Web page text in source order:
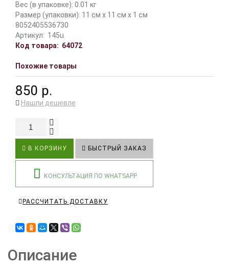
Вес (в упаковке): 0.01 кг
Размер (упаковки): 11 см x 11 см x 1 см
8052405536730
Артикул: 145u
Код товара: 64072
Похожие товары
850 р.
Нашли дешевле
В КОРЗИНУ БЫСТРЫЙ ЗАКАЗ
КОНСУЛЬТАЦИЯ ПО WHATSAPP
РАССЧИТАТЬ ДОСТАВКУ
Описание